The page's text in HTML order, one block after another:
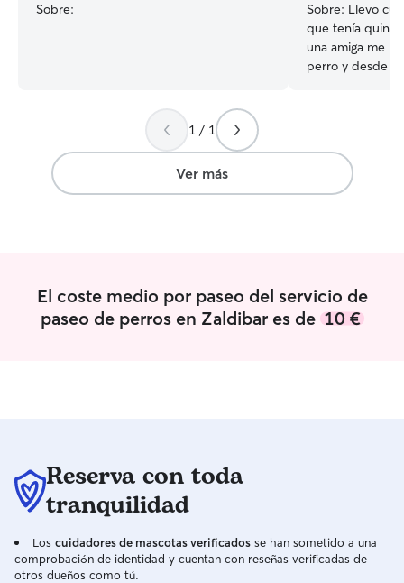
Sobre: Sobre: Llevo
que tenía
una amiga me
perro y desde
jardín vallado y
la que le gusta
de cualquier
1 / 1
Ver más
El coste medio por paseo del servicio de
paseo de perros en Zaldibar es de 10 €
Reserva con toda
tranquilidad
Los cuidadores de mascotas verificados se han sometido a una
comprobación de identidad y cuentan con reseñas verificadas de
otros dueños como tú.